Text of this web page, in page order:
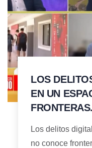
LOS
EN UN
FRONTERAS.
Los delitos
no conoce